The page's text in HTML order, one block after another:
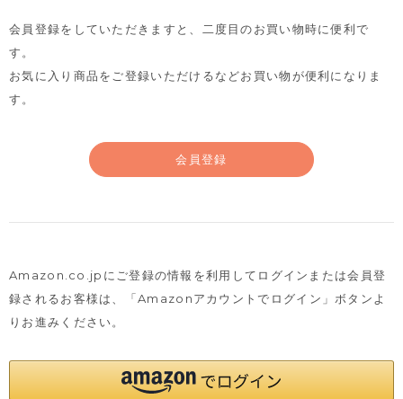
会員登録をしていただきますと、二度目のお買い物時に便利で
す。
お気に入り商品をご登録いただけるなどお買い物が便利になりま
す。
会員登録
Amazon.co.jpにご登録の情報を利用してログインまたは会員登
録されるお客様は、
「Amazonアカウントでログイン」ボタンよ
りお進みください。